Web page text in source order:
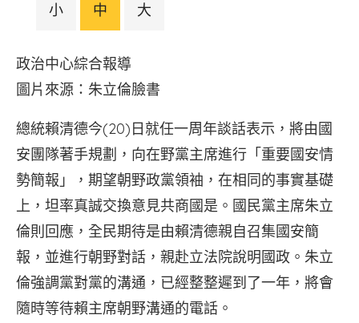
小 中 大
政治中心綜合報導
圖片來源：朱立倫臉書
總統賴清德今(20)日就任一周年談話表示，將由國
安團隊著手規劃，向在野黨主席進行「重要國安情
勢簡報」，期望朝野政黨領袖，在相同的事實基礎
上，坦率真誠交換意見共商國是。國民黨主席朱立
倫則回應，全民期待是由賴清德親自召集國安簡
報，並進行朝野對話，親赴立法院說明國政。朱立
倫強調黨對黨的溝通，已經整整遲到了一年，將會
隨時等待賴主席朝野溝通的電話。